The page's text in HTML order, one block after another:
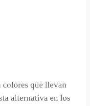
colores que llevan
alternativa en los